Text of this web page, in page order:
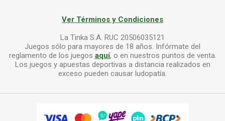
Ver Términos y Condiciones
La Tinka S.A. RUC 20506035121
Juegos sólo para mayores de 18 años. Infórmate del
reglamento de los juegos aquí, o en nuestros puntos de venta.
Los juegos y apuestas deportivas a distancia realizados en
exceso pueden causar ludopatía.